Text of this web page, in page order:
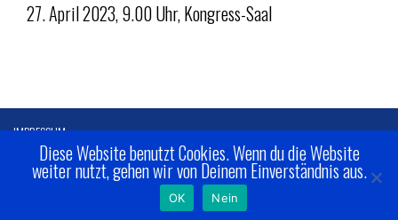
April 2023, 9.00 Uhr, Kongress-Saal
IMPRESSUM
DATENSCHUTZ
Diese Website benutzt Cookies. Wenn du die Website
weiter nutzt, gehen wir von Deinem Einverständnis aus.
OK Nein